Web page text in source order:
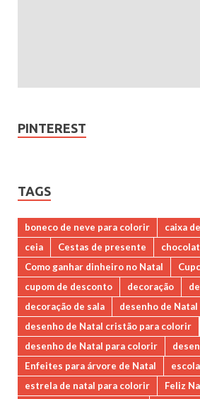
PINTEREST
TAGS
boneco de neve para colorir caixa
ceia
Cestas de presente
Como ganhar dinheiro no Natal
cupom de desconto
decoração
decoração de sala
desenho de Natal
desenho de Natal cristão para colorir
desenho de Natal para colorir
Enfeites para árvore de Natal
escola
estrela de natal para colorir
Feliz